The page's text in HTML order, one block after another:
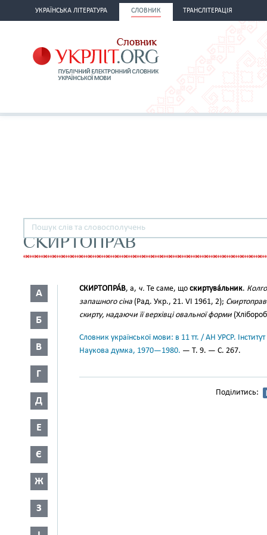
УКРАЇНСЬКА ЛІТЕРАТУРА СЛОВНИК ТРАНСЛІТЕРАЦІЯ
СКИРТОПРАВ
А
Б
В
Г
Д
Е
Є
Ж
З
СКИРТОПРА́В, а, ч. Те саме, що скиртува́льник.
запашного сіна (Рад. Укр., 21. VI 1961, 2);
скирту, надаючи її верхівці овальної форми
Словник української мови: в 11 тт. / АН УРСР.
Наукова думка, 1970—1980. — Т. 9. — С. 267.
Поділитись: